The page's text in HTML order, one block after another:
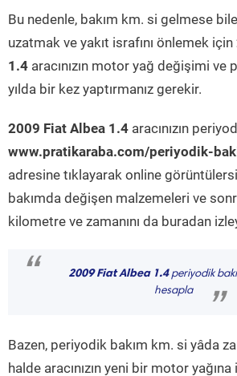
Bu nedenle, bakım km. si gelmese
uzatmak ve yakıt israfını önlemek için
1.4 aracınızın motor yağ değişimi ve
yılda bir kez yaptırmanız gerekir.
2009 Fiat Albea 1.4 aracınızın
www.pratikaraba.com/periyodik-
adresine tıklayarak online
bakımda değişen malzemeleri ve
kilometre ve zamanını da buradan
“ 2009 Fiat Albea 1.4periyodik
hesapla
”
Bazen, periyodik bakım km. si yâda
halde aracınızın yeni bir motor